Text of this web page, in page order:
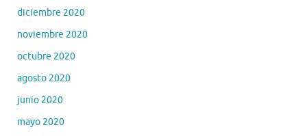
diciembre 2020
noviembre 2020
octubre 2020
agosto 2020
junio 2020
mayo 2020